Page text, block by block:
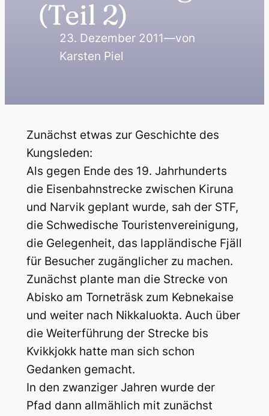
(Teil 2)
23. Dezember 2011—von
Karsten Piel
Zunächst etwas zur Geschichte des
Kungsleden:
Als gegen Ende des 19. Jahrhunderts
die Eisenbahnstrecke zwischen Kiruna
und Narvik geplant wurde, sah der STF,
die Schwedische Touristenvereinigung,
die Gelegenheit, das lappländische Fjäll
für Besucher zugänglicher zu machen.
Zunächst plante man die Strecke von
Abisko am Torneträsk zum Kebnekaise
und weiter nach Nikkaluokta. Auch über
die Weiterführung der Strecke bis
Kvikkjokk hatte man sich schon
Gedanken gemacht.
In den zwanziger Jahren wurde der
Pfad dann allmählich mit zunächst